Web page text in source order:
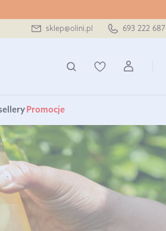
sklep@olini.pl 693 222 687
Promocje